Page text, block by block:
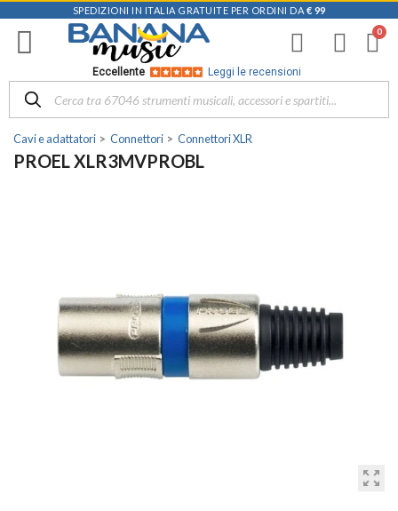
SPEDIZIONI IN ITALIA GRATUITE PER ORDINI DA € 99
Eccellente Leggi le recensioni
Cavi e adattatori Connettori Connettori XLR
PROEL XLR3MVPROBL
zoom_out_map